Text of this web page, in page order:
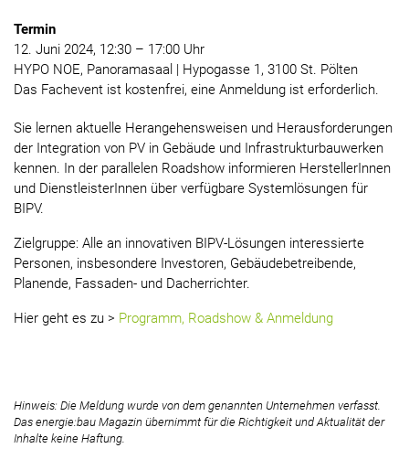
Termin
12. Juni 2024, 12:30 – 17:00 Uhr
HYPO NOE, Panoramasaal | Hypogasse 1, 3100 St. Pölten
Das Fachevent ist kostenfrei, eine Anmeldung ist erforderlich.
Sie lernen aktuelle Herangehensweisen und Herausforderungen
der Integration von PV in Gebäude und Infrastrukturbauwerken
kennen. In der parallelen Roadshow informieren HerstellerInnen
und DienstleisterInnen über verfügbare Systemlösungen für
BIPV.
Zielgruppe: Alle an innovativen BIPV-Lösungen interessierte
Personen, insbesondere Investoren, Gebäudebetreibende,
Planende, Fassaden- und Dacherrichter.
Hier geht es zu > Programm, Roadshow & Anmeldung
Hinweis: Die Meldung wurde von dem genannten Unternehmen verfasst.
Das energie:bau Magazin übernimmt für die Richtigkeit und Aktualität der
Inhalte keine Haftung.